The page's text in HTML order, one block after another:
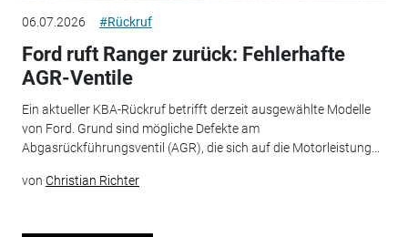
06.07.2026 #Rückruf
Ford ruft Ranger zurück: Fehlerhafte
AGR-Ventile
Ein aktueller KBA-Rückruf betrifft derzeit ausgewählte Modelle
von Ford. Grund sind mögliche Defekte am
Abgasrückführungsventil (AGR), die sich auf die Motorleistung...
von Christian Richter